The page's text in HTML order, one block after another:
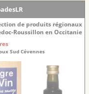
de produits régionaux
Roussillon en Occitanie
Sud Cévennes